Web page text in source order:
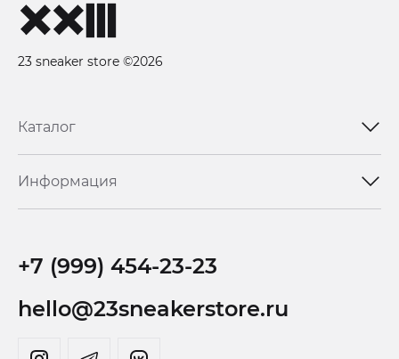
23 sneaker store ©2026
Каталог
Информация
+7 (999) 454-23-23
hello@23sneakerstore.ru